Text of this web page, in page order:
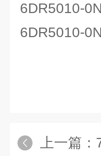
6DR5010-
6DR5010-
上一篇：